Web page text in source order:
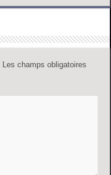
Les champs obligatoires